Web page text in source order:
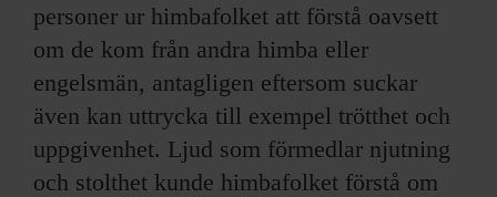
personer ur himbafolket att förstå oavsett
om de kom från andra himba eller
engelsmän, antagligen eftersom suckar
även kan uttrycka till exempel trötthet och
uppgivenhet. Ljud som förmedlar njutning
och stolthet kunde himbafolket förstå om